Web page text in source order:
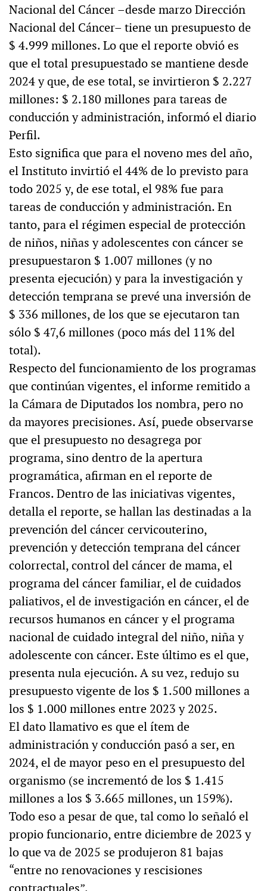
Nacional del Cáncer –desde marzo Dirección
Nacional del Cáncer– tiene un presupuesto de
$ 4.999 millones. Lo que el reporte obvió es
que el total presupuestado se mantiene desde
2024 y que, de ese total, se invirtieron $ 2.227
millones: $ 2.180 millones para tareas de
conducción y administración, informó el diario
Perfil.
Esto significa que para el noveno mes del año,
el Instituto invirtió el 44% de lo previsto para
todo 2025 y, de ese total, el 98% fue para
tareas de conducción y administración. En
tanto, para el régimen especial de protección
de niños, niñas y adolescentes con cáncer se
presupuestaron $ 1.007 millones (y no
presenta ejecución) y para la investigación y
detección temprana se prevé una inversión de
$ 336 millones, de los que se ejecutaron tan
sólo $ 47,6 millones (poco más del 11% del
total).
Respecto del funcionamiento de los programas
que continúan vigentes, el informe remitido a
la Cámara de Diputados los nombra, pero no
da mayores precisiones. Así, puede observarse
que el presupuesto no desagrega por
programa, sino dentro de la apertura
programática, afirman en el reporte de
Francos. Dentro de las iniciativas vigentes,
detalla el reporte, se hallan las destinadas a la
prevención del cáncer cervicouterino,
prevención y detección temprana del cáncer
colorrectal, control del cáncer de mama, el
programa del cáncer familiar, el de cuidados
paliativos, el de investigación en cáncer, el de
recursos humanos en cáncer y el programa
nacional de cuidado integral del niño, niña y
adolescente con cáncer. Este último es el que,
presenta nula ejecución. A su vez, redujo su
presupuesto vigente de los $ 1.500 millones a
los $ 1.000 millones entre 2023 y 2025.
El dato llamativo es que el ítem de
administración y conducción pasó a ser, en
2024, el de mayor peso en el presupuesto del
organismo (se incrementó de los $ 1.415
millones a los $ 3.665 millones, un 159%).
Todo eso a pesar de que, tal como lo señaló el
propio funcionario, entre diciembre de 2023 y
lo que va de 2025 se produjeron 81 bajas
“entre no renovaciones y rescisiones
contractuales”.